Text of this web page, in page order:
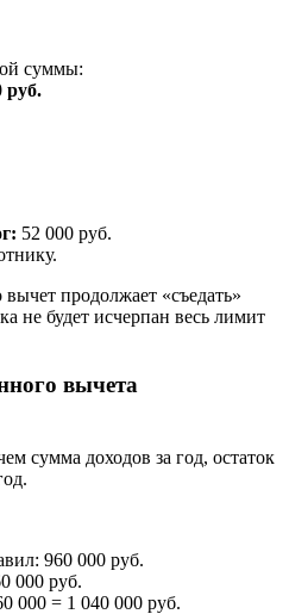
суммы:
руб.
52 000 руб.
продолжает «съедать»
не будет исчерпан весь лимит
вычета
сумма доходов за год, остаток
960 000 руб.
000 руб.
000 = 1 040 000 руб.